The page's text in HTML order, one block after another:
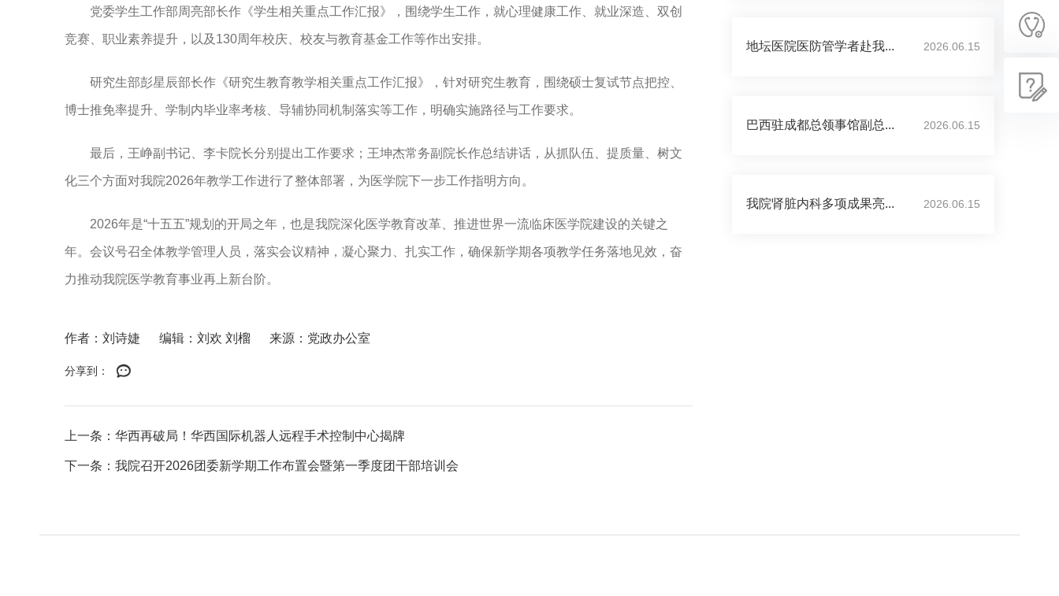
党委学生工作部周亮部长作《学生相关重点工作汇报》，围绕学生工作，就心理健康工作、就业深造、双创
竞赛、职业素养提升，以及130周年校庆、校友与教育基金工作等作出安排。
研究生部彭星辰部长作《研究生教育教学相关重点工作汇报》，针对研究生教育，围绕硕士复试节点把控、
博士推免率提升、学制内毕业率考核、导辅协同机制落实等工作，明确实施路径与工作要求。
最后，王峥副书记、李卡院长分别提出工作要求；王坤杰常务副院长作总结讲话，从抓队伍、提质量、树文
化三个方面对我院2026年教学工作进行了整体部署，为医学院下一步工作指明方向。
2026年是“十五五”规划的开局之年，也是我院深化医学教育改革、推进世界一流临床医学院建设的关键之
年。会议号召全体教学管理人员，落实会议精神，凝心聚力、扎实工作，确保新学期各项教学任务落地见效，奋
力推动我院医学教育事业再上新台阶。
作者：刘诗婕 编辑：刘欢 刘榴 来源：党政办公室
分享到：
上一条：华西再破局！华西国际机器人远程手术控制中心揭牌
下一条：我院召开2026团委新学期工作布置会暨第一季度团干部培训会
地坛医院医防管学者赴我... 2026.06.15
巴西驻成都总领事馆副总... 2026.06.15
我院肾脏内科多项成果亮... 2026.06.15